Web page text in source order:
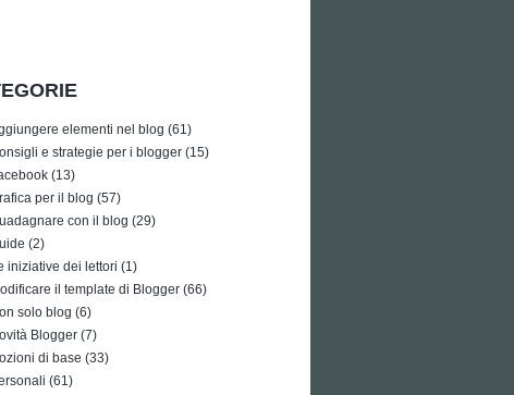
elementi nel blog (61)
e strategie per i blogger (15)
(13)
per il blog (57)
con il blog (29)
(2)
iniziative dei lettori (1)
il template di Blogger (66)
solo blog (6)
Blogger (7)
di base (33)
(61)